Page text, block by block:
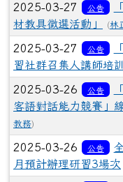
2025-03-27 公告
材教具徵選活動」
(林
2025-03-27 公告
習社群召集人講師培
2025-03-26 公告
客語對話能力競賽」
教務)
2025-03-26 公告
月預計辦理研習3場次